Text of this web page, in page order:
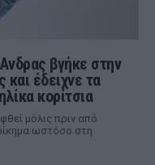
βγήκε στην
και έδειχνε τα
κορίτσια
μόλις πριν από
ωστόσο στη